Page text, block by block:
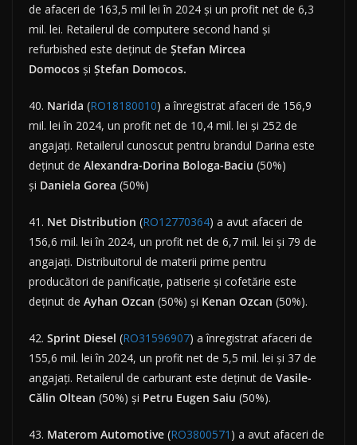
de afaceri de 163,5 mil lei în 2024 și un profit net de 6,3
mil. lei. Retailerul de computere second hand și
refurbished este deținut de Ștefan Mircea
Domocos și Ștefan Domocos.
40. Narida (RO18180010) a înregistrat afaceri de 156,9
mil. lei în 2024, un profit net de 10,4 mil. lei și 252 de
angajați. Retailerul cunoscut pentru brandul Darina este
deținut de Alexandra-Dorina Bologa-Baciu (50%)
și Daniela Gorea (50%)
41. Net Distribution (RO12770364) a avut afaceri de
156,6 mil. lei în 2024, un profit net de 6,7 mil. lei și 79 de
angajați. Distribuitorul de materii prime pentru
producători de panificație, patiserie și cofetărie este
deținut de Ayhan Ozcan (50%) și Kenan Ozcan (50%).
42. Sprint Diesel (RO31596907) a înregistrat afaceri de
155,6 mil. lei în 2024, un profit net de 5,5 mil. lei și 37 de
angajați. Retailerul de carburant este deținut de Vasile-
Călin Oltean (50%) și Petru Eugen Saiu (50%).
43. Materom Automotive (RO3800571 ) a avut afaceri de